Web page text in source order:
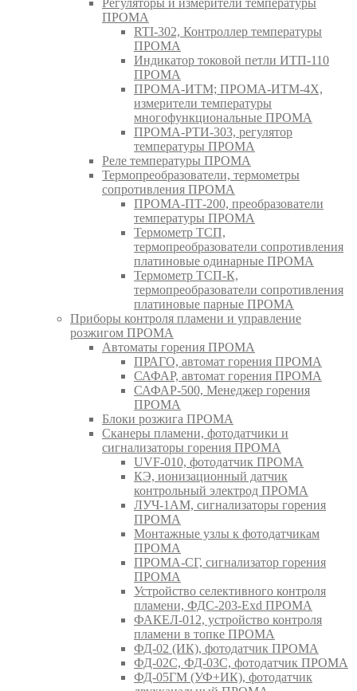
Регуляторы и измерители температуры
ПРОМА
RTI-302, Контроллер температуры
ПРОМА
Индикатор токовой петли ИТП-110
ПРОМА
ПРОМА-ИТМ; ПРОМА-ИТМ-4Х,
измерители температуры
многофункциональные ПРОМА
ПРОМА-РТИ-303, регулятор
температуры ПРОМА
Реле температуры ПРОМА
Термопреобразователи, термометры
сопротивления ПРОМА
ПРОМА-ПТ-200, преобразователи
температуры ПРОМА
Термометр ТСП,
термопреобразователи сопротивления
платиновые одинарные ПРОМА
Термометр ТСП-К,
термопреобразователи сопротивления
платиновые парные ПРОМА
Приборы контроля пламени и управление
розжигом ПРОМА
Автоматы горения ПРОМА
ПРАГО, автомат горения ПРОМА
САФАР, автомат горения ПРОМА
САФАР-500, Менеджер горения
ПРОМА
Блоки розжига ПРОМА
Сканеры пламени, фотодатчики и
сигнализаторы горения ПРОМА
UVF-010, фотодатчик ПРОМА
КЭ, ионизационный датчик
контрольный электрод ПРОМА
ЛУЧ-1АМ, сигнализаторы горения
ПРОМА
Монтажные узлы к фотодатчикам
ПРОМА
ПРОМА-СГ, сигнализатор горения
ПРОМА
Устройство селективного контроля
пламени, ФДС-203-Exd ПРОМА
ФАКЕЛ-012, устройство контроля
пламени в топке ПРОМА
ФД-02 (ИК), фотодатчик ПРОМА
ФД-02С, ФД-03С, фотодатчик ПРОМА
ФД-05ГМ (УФ+ИК), фотодатчик